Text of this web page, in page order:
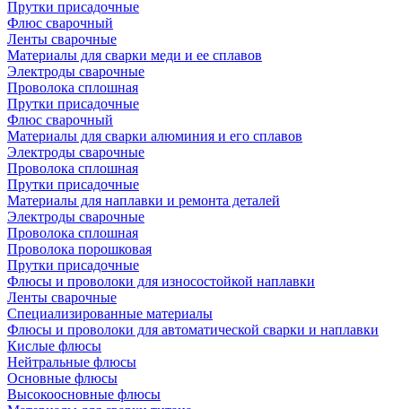
Прутки присадочные
Флюс сварочный
Ленты сварочные
Материалы для сварки меди и ее сплавов
Электроды сварочные
Проволока сплошная
Прутки присадочные
Флюс сварочный
Материалы для сварки алюминия и его сплавов
Электроды сварочные
Проволока сплошная
Прутки присадочные
Материалы для наплавки и ремонта деталей
Электроды сварочные
Проволока сплошная
Проволока порошковая
Прутки присадочные
Флюсы и проволоки для износостойкой наплавки
Ленты сварочные
Специализированные материалы
Флюсы и проволоки для автоматической сварки и наплавки
Кислые флюсы
Нейтральные флюсы
Основные флюсы
Высокоосновные флюсы